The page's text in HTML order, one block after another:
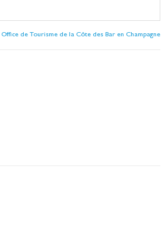
Office de Tourisme de la Côte des Bar en Champagne